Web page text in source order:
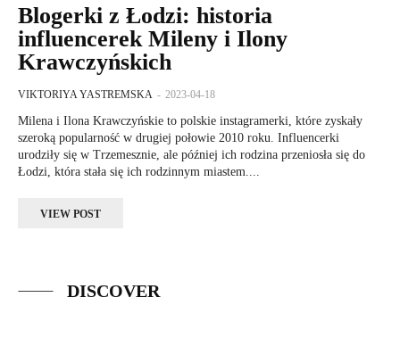
Blogerki z Łodzi: historia
influencerek Mileny i Ilony
Krawczyńskich
VIKTORIYA YASTREMSKA - 2023-04-18
Milena i Ilona Krawczyńskie to polskie instagramerki, które zyskały
szeroką popularność w drugiej połowie 2010 roku. Influencerki
urodziły się w Trzemesznie, ale później ich rodzina przeniosła się do
Łodzi, która stała się ich rodzinnym miastem....
VIEW POST
DISCOVER